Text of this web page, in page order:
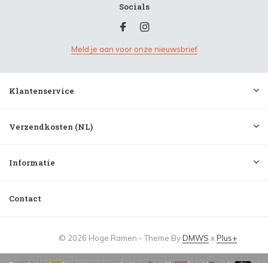
Socials
Meld je aan voor onze nieuwsbrief
Klantenservice
Verzendkosten (NL)
Informatie
Contact
© 2026 Hoge Ramen - Theme ByDMWS xPlus+